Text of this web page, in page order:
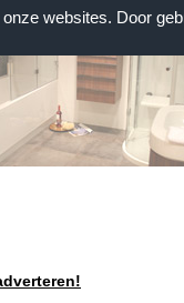
websites. Door
Voorwaarden | Contact